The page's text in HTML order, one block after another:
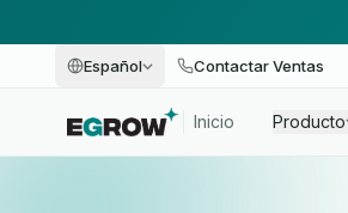
Español Contactar Ventas
Inicio Producto